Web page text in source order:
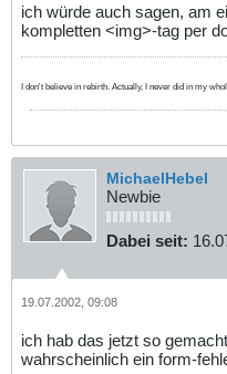
ich würde auch sagen, am
kompletten <img>-tag per
I don't believe in rebirth. Actually, I never did in my
MichaelHebel
Newbie
Dabei seit:
19.07.2002, 09:08
ich hab das jetzt so
wahrscheinlich ein form-